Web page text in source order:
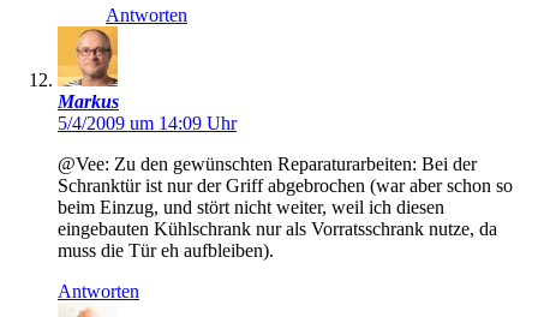
Antworten
Markus
5/4/2009 um 14:09 Uhr
@Vee: Zu den gewünschten Reparaturarbeiten: Bei der
Schranktür ist nur der Griff abgebrochen (war aber schon so
beim Einzug, und stört nicht weiter, weil ich diesen
eingebauten Kühlschrank nur als Vorratsschrank nutze, da
muss die Tür eh aufbleiben).
Antworten